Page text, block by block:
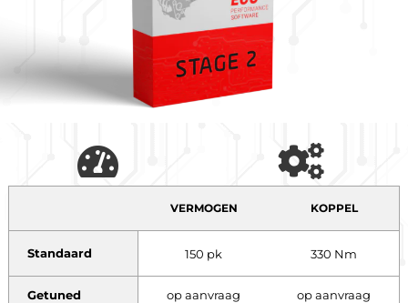
VERMOGEN KOPPEL
Standaard 150 pk 330 Nm
Getuned op aanvraag op aanvraag